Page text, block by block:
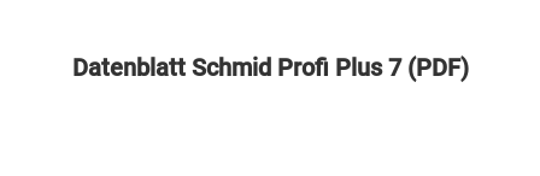
Datenblatt Schmid Profi Plus 7 (PDF)